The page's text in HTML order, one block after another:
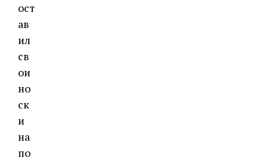
ост
ав
ил
св
ои
но
ск
и
на
по